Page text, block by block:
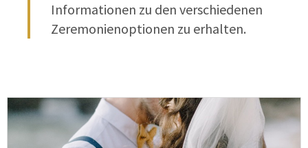
Informationen zu den verschiedenen
Zeremonienoptionen zu erhalten.